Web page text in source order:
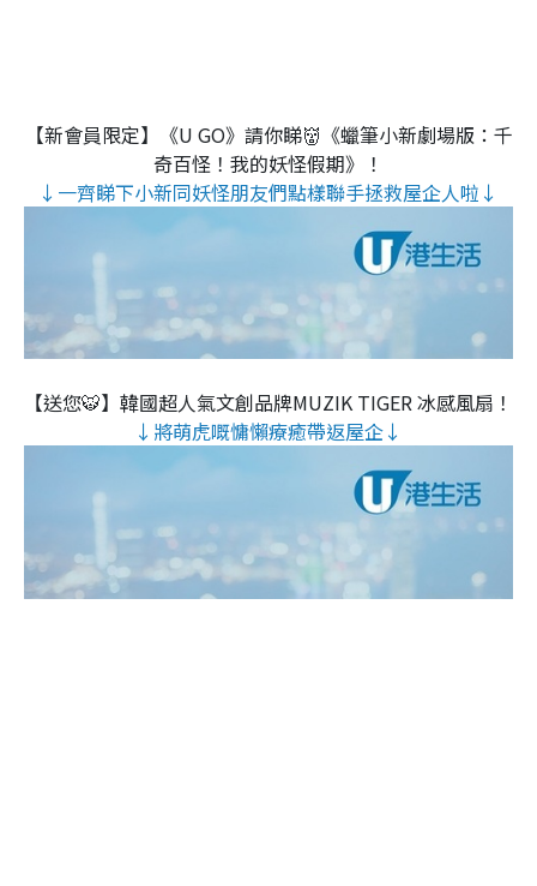
【新會員限定】《U GO》請你睇👹《蠟筆小新劇場版：千
奇百怪！我的妖怪假期》！
↓一齊睇下小新同妖怪朋友們點樣聯手拯救屋企人啦↓
【送您🐯】韓國超人氣文創品牌MUZIK TIGER 冰感風扇！
↓將萌虎嘅慵懶療癒帶返屋企↓